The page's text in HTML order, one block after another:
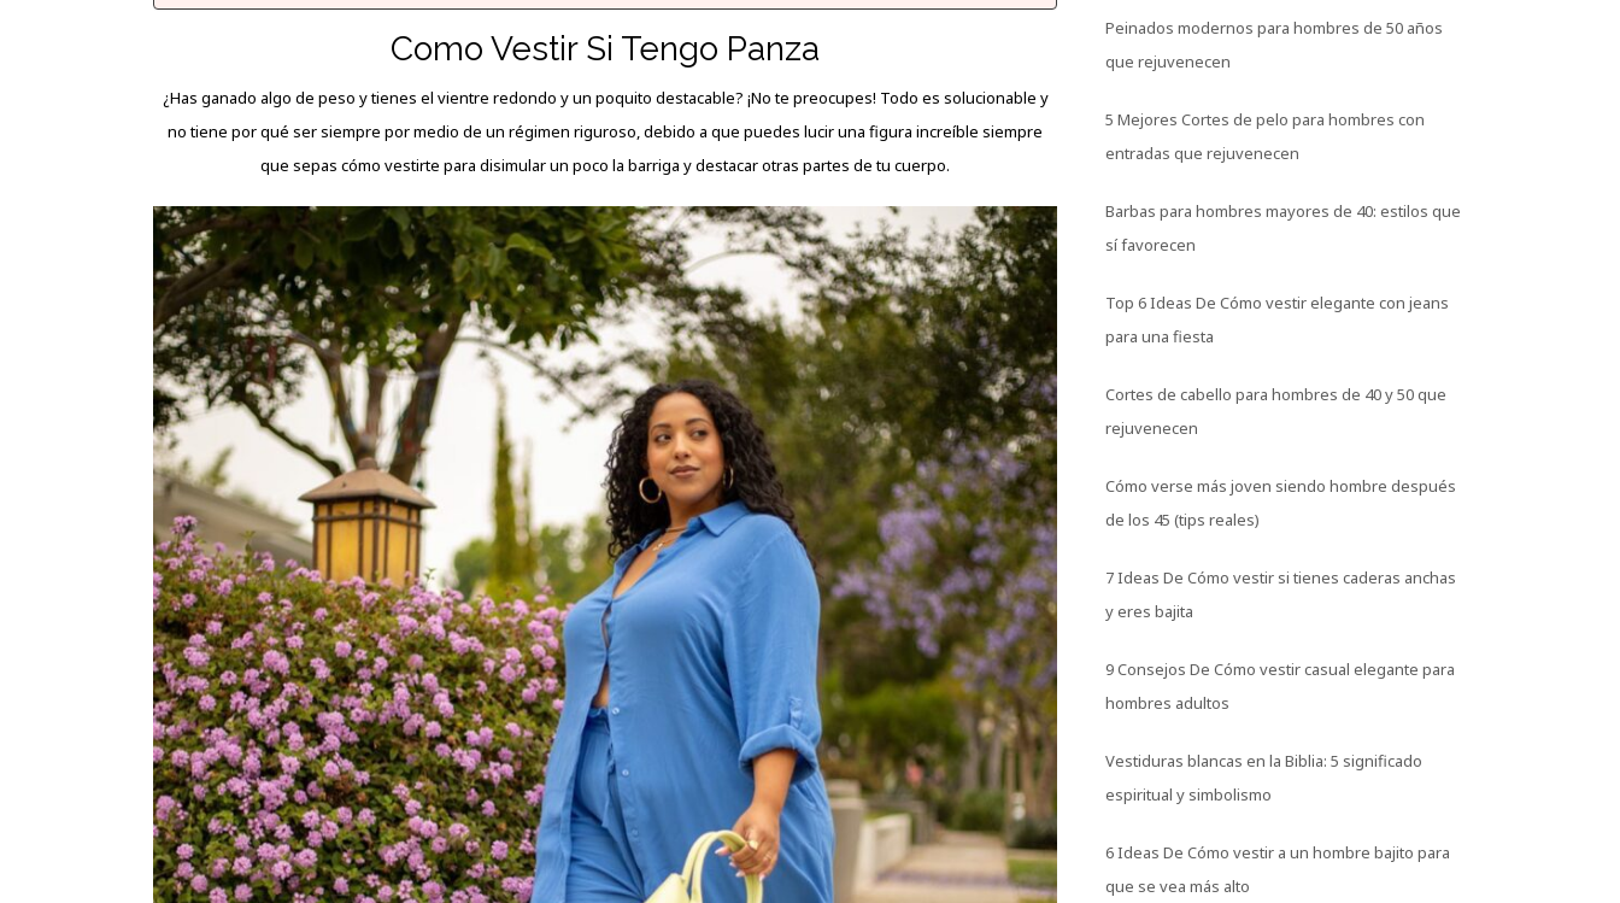
Como Vestir Si Tengo Panza
¿Has ganado algo de peso y tienes el vientre redondo y un poquito destacable? ¡No te preocupes! Todo es solucionable y
no tiene por qué ser siempre por medio de un régimen riguroso, debido a que puedes lucir una figura increíble siempre
que sepas cómo vestirte para disimular un poco la barriga y destacar otras partes de tu cuerpo.
Peinados modernos para hombres de 50 años
que rejuvenecen
5 Mejores Cortes de pelo para hombres con
entradas que rejuvenecen
Barbas para hombres mayores de 40: estilos que
sí favorecen
Top 6 Ideas De Cómo vestir elegante con jeans
para una fiesta
Cortes de cabello para hombres de 40 y 50 que
rejuvenecen
Cómo verse más joven siendo hombre después
de los 45 (tips reales)
7 Ideas De Cómo vestir si tienes caderas anchas
y eres bajita
9 Consejos De Cómo vestir casual elegante para
hombres adultos
Vestiduras blancas en la Biblia: 5 significado
espiritual y simbolismo
6 Ideas De Cómo vestir a un hombre bajito para
que se vea más alto